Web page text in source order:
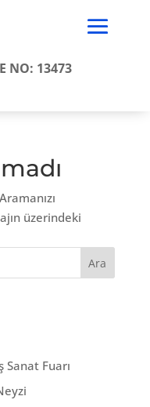
NO: 13473
üzerindeki
Ara
Fuarı